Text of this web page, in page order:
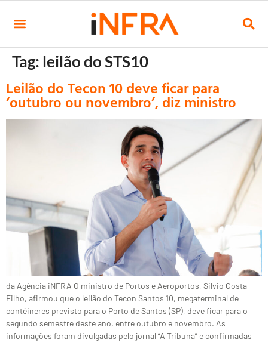
Tag: leilão do STS10
Leilão do Tecon 10 deve ficar para
‘outubro ou novembro’, diz ministro
da Agência iNFRA O ministro de Portos e Aeroportos, Silvio Costa
Filho, afirmou que o leilão do Tecon Santos 10, megaterminal de
contêineres previsto para o Porto de Santos (SP), deve ficar para o
segundo semestre deste ano, entre outubro e novembro. As
informações foram divulgadas pelo jornal “A Tribuna” e confirmadas